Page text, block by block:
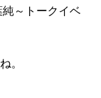
純～トークイベ
。